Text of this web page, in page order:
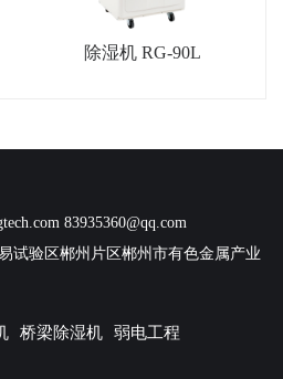
除湿机 RG-90L
83935360@qq.com
试验区郴州片区郴州市有色金属产业
桥梁除湿机 弱电工程